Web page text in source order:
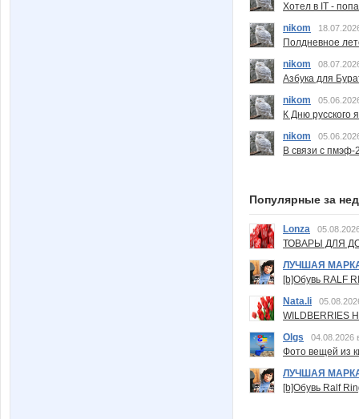
Хотел в IT -
nikom
Полдневное
nikom
Азбука для
nikom
К Дню русского
nikom
В связи с пмэф-
Популярные за
Lonza
ТОВАРЫ ДЛЯ
ЛУЧШАЯ
[b]Обувь RALF
Nata.li
Olgs
04.08.2026
Фото вещей из
ЛУЧШАЯ
[b]Обувь Ralf